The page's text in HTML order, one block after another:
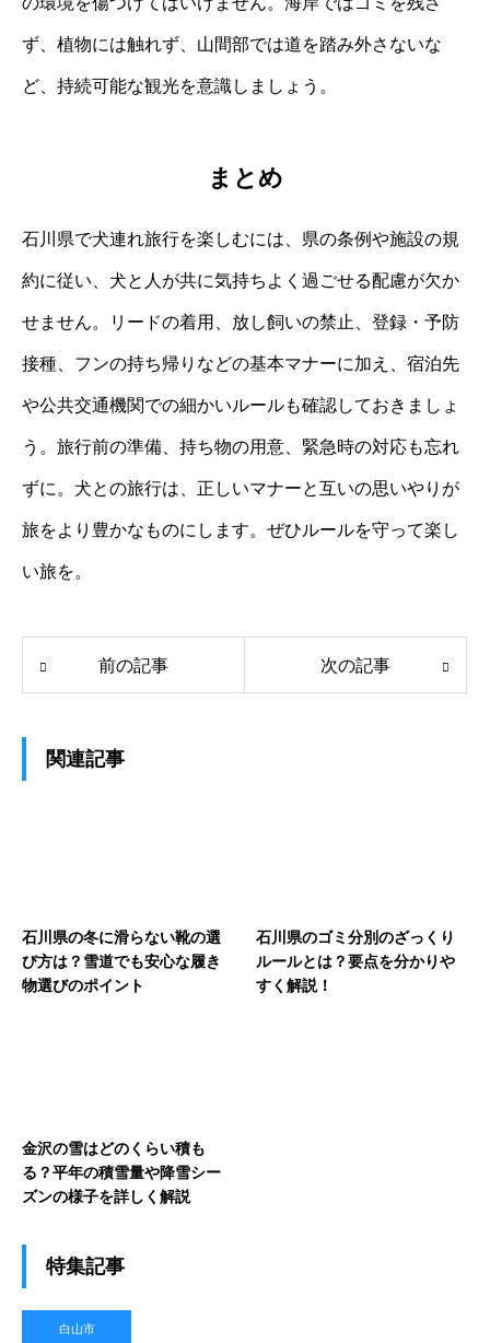
ず、植物には触れず、山間部では道を踏み外さないな
ど、持続可能な観光を意識しましょう。
まとめ
石川県で犬連れ旅行を楽しむには、県の条例や施設の規
約に従い、犬と人が共に気持ちよく過ごせる配慮が欠か
せません。リードの着用、放し飼いの禁止、登録・予防
接種、フンの持ち帰りなどの基本マナーに加え、宿泊先
や公共交通機関での細かいルールも確認しておきましょ
う。旅行前の準備、持ち物の用意、緊急時の対応も忘れ
ずに。犬との旅行は、正しいマナーと互いの思いやりが
旅をより豊かなものにします。ぜひルールを守って楽し
い旅を。
前の記事 次の記事
関連記事
石川県の冬に滑らない靴の選
び方は？雪道でも安心な履き
物選びのポイント
石川県のゴミ分別のざっくり
ルールとは？要点を分かりや
すく解説！
金沢の雪はどのくらい積も
る？平年の積雪量や降雪シー
ズンの様子を詳しく解説
特集記事
白山市